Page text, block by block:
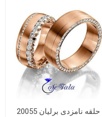
حلقه نامزدی برلیان 20055